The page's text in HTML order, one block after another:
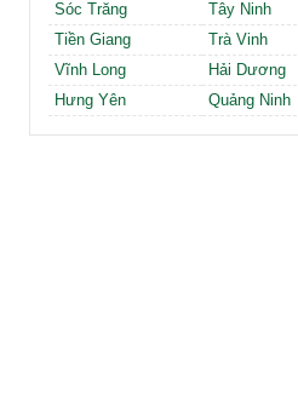
Sóc Trăng
Tây Ninh
Tiền Giang
Trà Vinh
Vĩnh Long
Hải Dương
Hưng Yên
Quảng Ninh